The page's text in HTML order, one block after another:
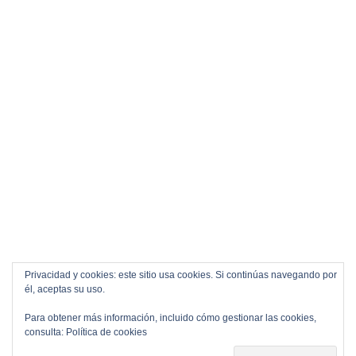
Privacidad y cookies: este sitio usa cookies. Si continúas navegando por
él, aceptas su uso.
Para obtener más información, incluido cómo gestionar las cookies,
consulta: Política de cookies